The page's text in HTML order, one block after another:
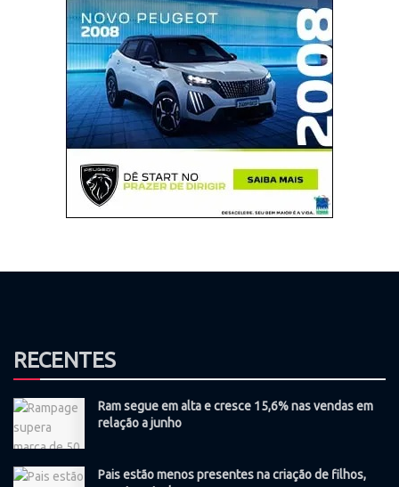
RECENTES
Ram segue em alta e cresce 15,6% nas vendas em
relação a junho
Pais estão menos presentes na criação de filhos,